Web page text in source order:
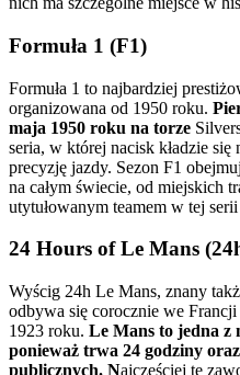
Formuła 1 (F1)
Formuła 1 to najbardziej
organizowana od 1950 roku.
maja 1950 roku na torze
seria, w której nacisk kładzie
precyzję jazdy. Sezon F1
na całym świecie, od miejskich
utytułowanym teamem w tej
24 Hours of Le Mans
Wyścig 24h Le Mans, znany
odbywa się corocznie we
1923 roku. Le Mans to jedna
ponieważ trwa 24 godziny
publicznych. Najczęściej tę